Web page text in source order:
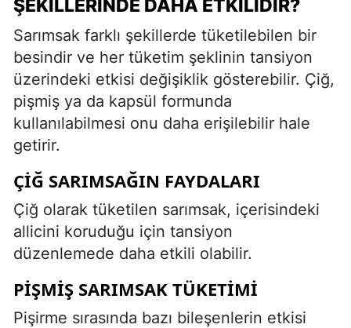
ŞEKILLERINDE DAHA ETKILIDIR?
Sarımsak farklı şekillerde tüketilebilen bir
besindir ve her tüketim şeklinin tansiyon
üzerindeki etkisi değişiklik gösterebilir. Çiğ,
pişmiş ya da kapsül formunda
kullanılabilmesi onu daha erişilebilir hale
getirir.
ÇIĞ SARIMSAĞIN FAYDALARI
Çiğ olarak tüketilen sarımsak, içerisindeki
allicini koruduğu için tansiyon
düzenlemede daha etkili olabilir.
PIŞMIŞ SARIMSAK TÜKETIMI
Pişirme sırasında bazı bileşenlerin etkisi